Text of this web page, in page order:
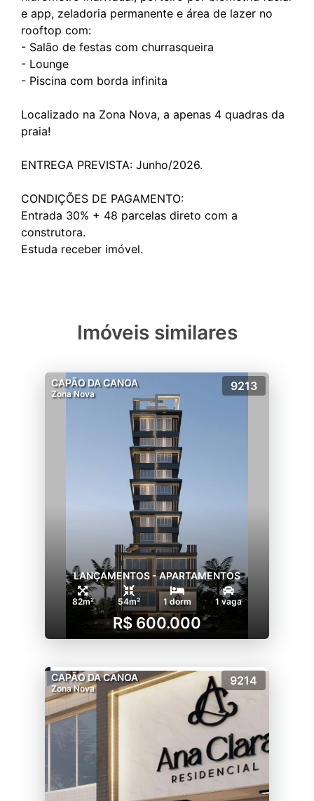
e app, zeladoria permanente e área de lazer no
rooftop com:
- Salão de festas com churrasqueira
- Lounge
- Piscina com borda infinita
Localizado na Zona Nova, a apenas 4 quadras da
praia!
ENTREGA PREVISTA: Junho/2026.
CONDIÇÕES DE PAGAMENTO:
Entrada 30% + 48 parcelas direto com a
construtora.
Imóveis similares
CAPÃO DA CANOA
Zona Nova
9213
LANÇAMENTOS - APARTAMENTOS
82m² 54m² 1 dorm 1 vaga
R$ 600.000
CAPÃO DA CANOA
Zona Nova
9214